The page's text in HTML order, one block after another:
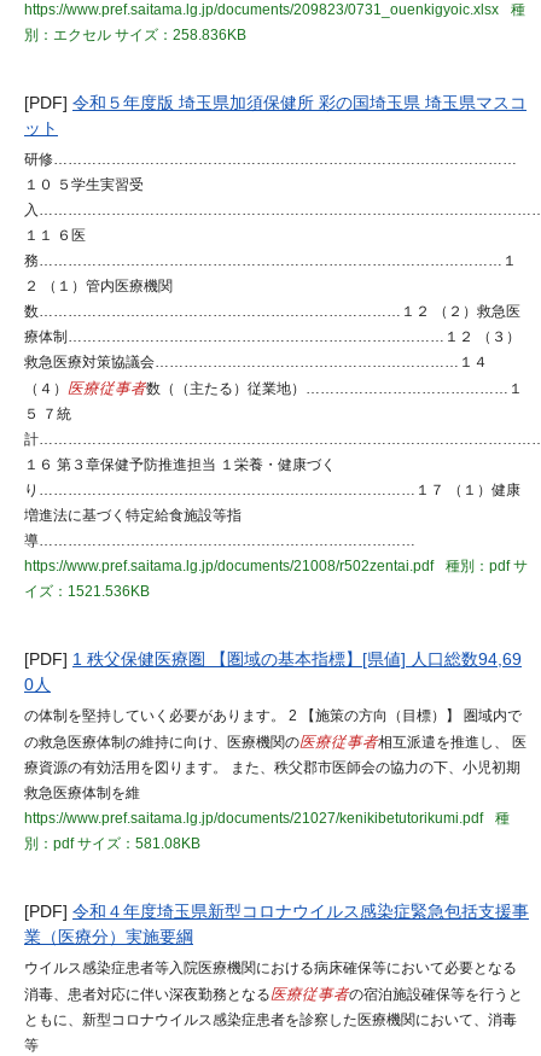
https://www.pref.saitama.lg.jp/documents/209823/0731_ouenkigyoic.xlsx
種
別：エクセル サイズ：258.836KB
[PDF] 令和５年度版 埼玉県加須保健所 彩の国埼玉県 埼玉県マスコ
ット
研修……………………………………………………………………………………
１０ ５学生実習受
入
１１ ６医
務……………………………………………………………………………………１
２ （１）管内医療機関
数…………………………………………………………………１２ （２）救急医
療体制……………………………………………………………………１２ （３）
救急医療対策協議会………………………………………………………１４
（４） 医療従事者数（（主たる）従業地）……………………………………１
５ ７統
計
１６ 第３章保健予防推進担当 １栄養・健康づく
り……………………………………………………………………１７ （１）健康
増進法に基づく特定給食施設等指
導……………………………………………………………………
https://www.pref.saitama.lg.jp/documents/21008/r502zentai.pdf
種別：pdfサ
イズ：1521.536KB
[PDF] 1 秩父保健医療圏 【圏域の基本指標】[県値] 人口総数94,69
0人
の体制を堅持していく必要があります。 2 【施策の方向（目標）】 圏域内で
の救急医療体制の維持に向け、医療機関の医療従事者相互派遣を推進し、 医
療資源の有効活用を図ります。 また、秩父郡市医師会の協力の下、小児初期
救急医療体制を維
https://www.pref.saitama.lg.jp/documents/21027/kenikibetutorikumi.pdf
種
別：pdfサイズ：581.08KB
[PDF] 令和４年度埼玉県新型コロナウイルス感染症緊急包括支援事
業（医療分）実施要綱
ウイルス感染症患者等入院医療機関における病床確保等において必要となる
消毒、患者対応に伴い深夜勤務となる医療従事者の宿泊施設確保等を行うと
ともに、新型コロナウイルス感染症患者を診察した医療機関において、消毒
等